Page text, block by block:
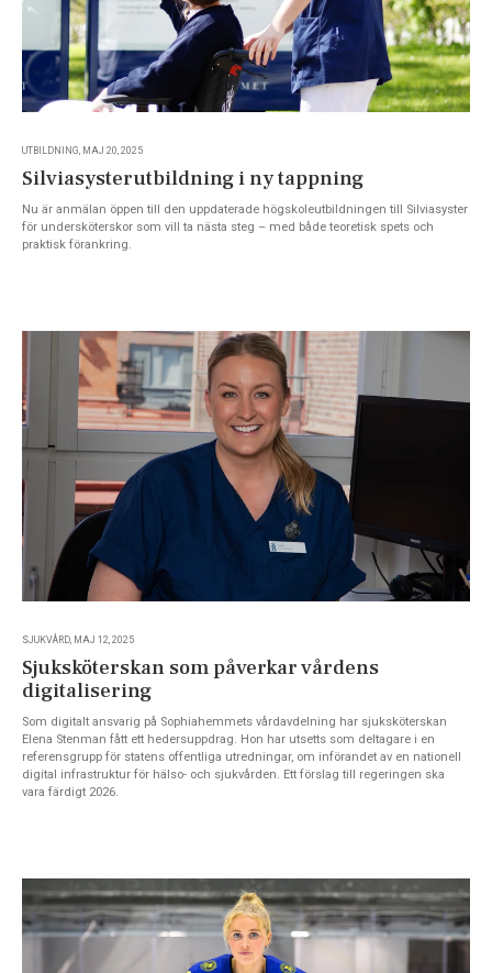
UTBILDNING, MAJ 20, 2025
Silviasysterutbildning i ny tappning
Nu är anmälan öppen till den uppdaterade högskoleutbildningen till Silviasyster
för undersköterskor som vill ta nästa steg – med både teoretisk spets och
praktisk förankring.
SJUKVÅRD, MAJ 12, 2025
Sjuksköterskan som påverkar vårdens
digitalisering
Som digitalt ansvarig på Sophiahemmets vårdavdelning har sjuksköterskan
Elena Stenman fått ett hedersuppdrag. Hon har utsetts som deltagare i en
referensgrupp för statens offentliga utredningar, om införandet av en nationell
digital infrastruktur för hälso- och sjukvården. Ett förslag till regeringen ska
vara färdigt 2026.